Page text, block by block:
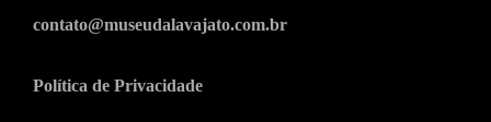
contato@museudalavajato.com.br
Política de Privacidade